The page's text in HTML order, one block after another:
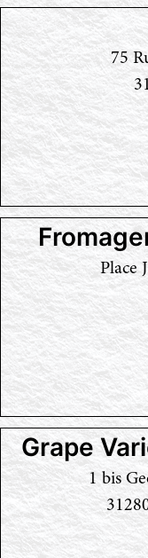
75
Place
Grape
1 bis